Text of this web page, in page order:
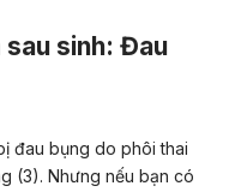
sau sinh: Đau
đau bụng do phôi thai
(3). Nhưng nếu bạn có